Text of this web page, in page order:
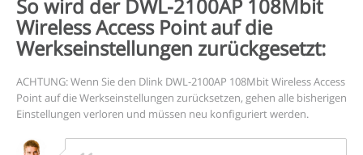
So wird der DWL-2100AP 108Mbit
Wireless Access Point auf die
Werkseinstellungen zurückgesetzt:
ACHTUNG: Wenn Sie den Dlink DWL-2100AP 108Mbit Wireless Access
Point auf die Werkseinstellungen zurücksetzen, gehen alle bisherigen
Einstellungen verloren und müssen neu konfiguriert werden.